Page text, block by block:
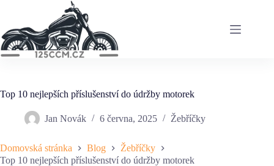
content
Top 10 nejlepších příslušenství do údržby motorek
Jan Novák 6 června, 2025 Žebříčky
Domovská stránka Blog
Žebříčky
Top 10 nejlepších příslušenství do údržby motorek